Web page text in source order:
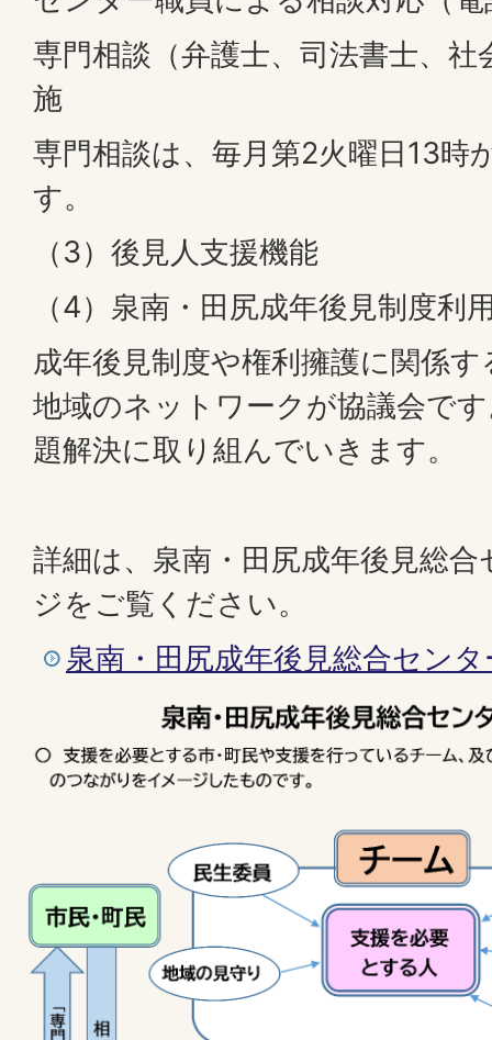
専門相談（弁護士、司法書士、
施
専門相談は、毎月第2火曜日13時
す。
（3）後見人支援機能
（4）泉南・田尻成年後見制度利
成年後見制度や権利擁護に関係
地域のネットワークが協議会で
題解決に取り組んでいきます。
詳細は、泉南・田尻成年後見総
ジをご覧ください。
泉南・田尻成年後見総合セン